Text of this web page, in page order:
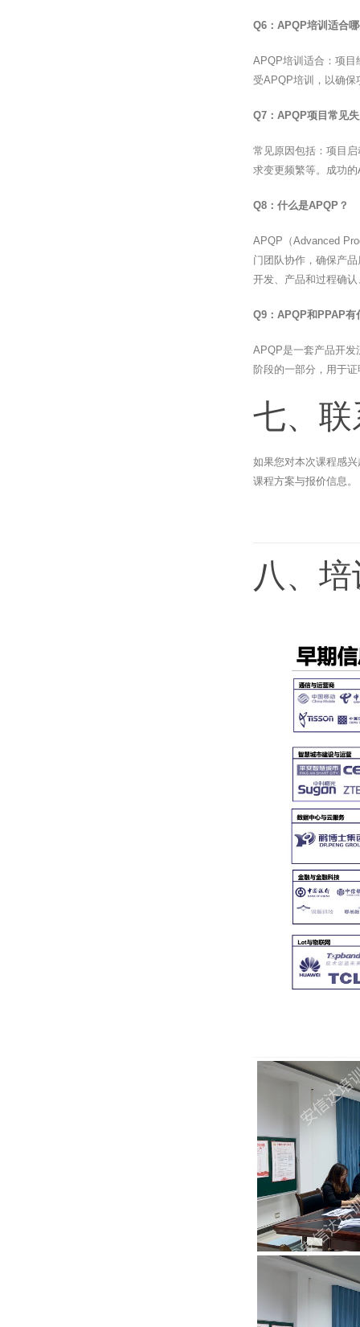
Q6：APQP培训适合
APQP培训适合：项目
受APQP培训，以确保
Q7：APQP项目常见
常见原因包括：项目
求变更频繁等。成功
Q8：什么是APQP？
APQP（Advanced
门团队协作，确保产
开发、产品和过程确
Q9：APQP和PPAP有
APQP是一套产品开发
阶段的一部分，用于
七、
如果您对本次课程感
课程方案与报价信息。
八、